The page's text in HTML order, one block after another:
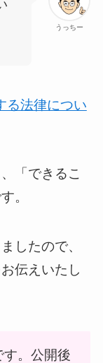
うっちー
る法律につい
「できるこ
。
したので、
伝えいたし
。公開後